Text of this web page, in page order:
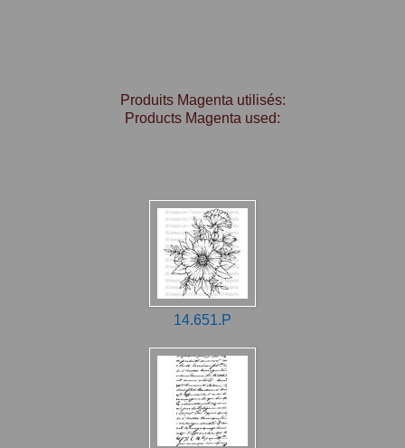
Produits Magenta utilisés:
Products Magenta used:
14.651.P